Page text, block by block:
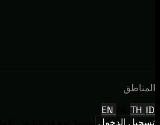
المناطق
EN
TH ID
تسجيل الدخول